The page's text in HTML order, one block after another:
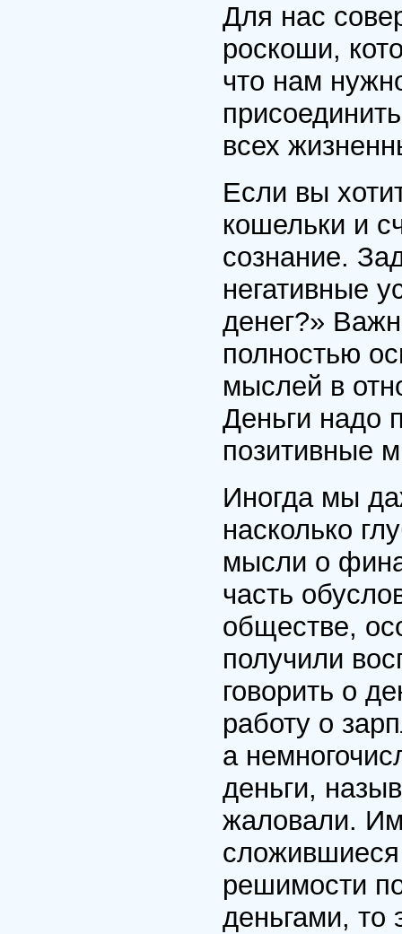
Для нас
роскоши,
что нам
всех
Если вы
кошельки и
сознание.
негативные
денег?»
полностью
мыслей в
Деньги надо
позитивные
Иногда мы
насколько
мысли о
часть
обществе,
получили
говорить о
работу о
а
деньги,
жаловали.
решимости
деньгами, то